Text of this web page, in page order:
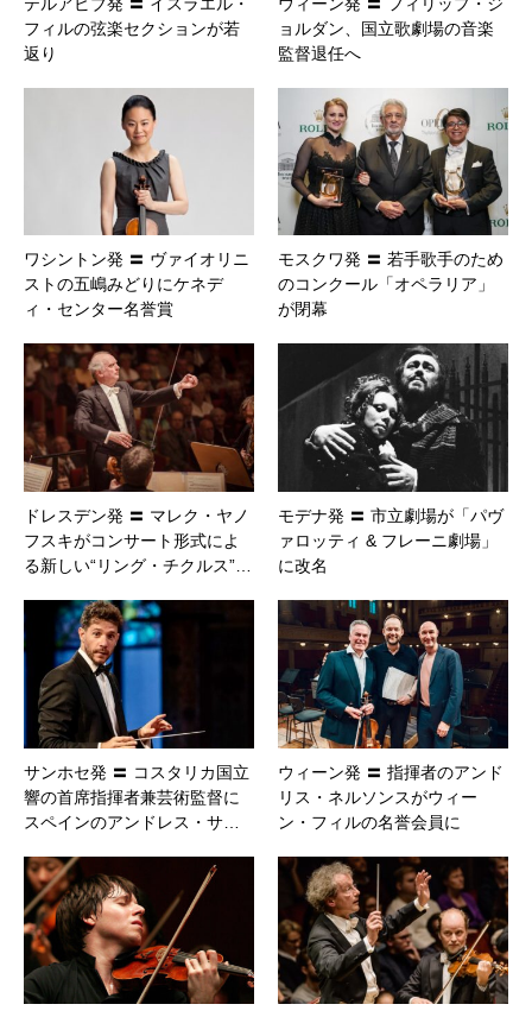
フィルの弦楽セクションが若
返り
ョルダン、国立歌劇場の音楽
監督退任へ
ワシントン発 〓 ヴァイオリニ
ストの五嶋みどりにケネデ
ィ・センター名誉賞
モスクワ発 〓 若手歌手のため
のコンクール「オペラリア」
が閉幕
ドレスデン発 〓 マレク・ヤノ
フスキがコンサート形式によ
る新しい“リング・チクルス”…
モデナ発 〓 市立劇場が「パヴ
ァロッティ & フレーニ劇場」
に改名
サンホセ発 〓 コスタリカ国立
響の首席指揮者兼芸術監督に
スペインのアンドレス・サ…
ウィーン発 〓 指揮者のアンド
リス・ネルソンスがウィー
ン・フィルの名誉会員に